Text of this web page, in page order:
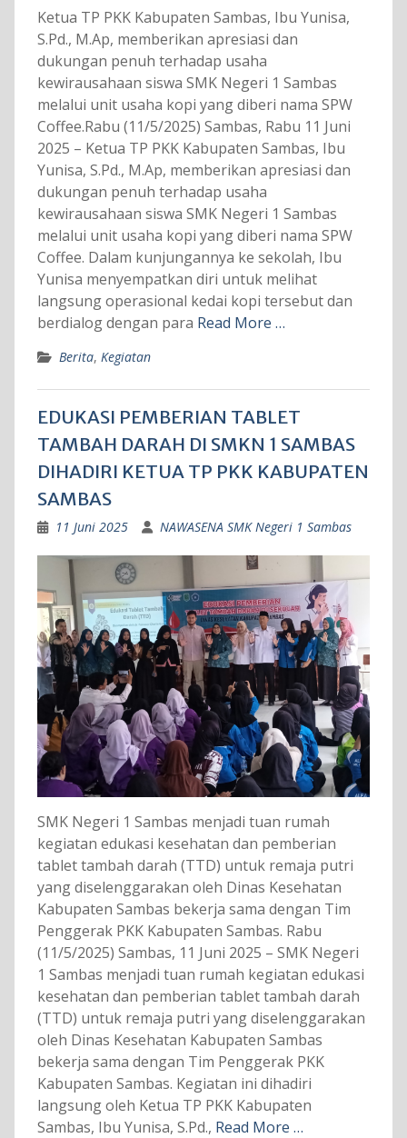
Ketua TP PKK Kabupaten Sambas, Ibu Yunisa,
S.Pd., M.Ap, memberikan apresiasi dan
dukungan penuh terhadap usaha
kewirausahaan siswa SMK Negeri 1 Sambas
melalui unit usaha kopi yang diberi nama SPW
Coffee.Rabu (11/5/2025) Sambas, Rabu 11 Juni
2025 – Ketua TP PKK Kabupaten Sambas, Ibu
Yunisa, S.Pd., M.Ap, memberikan apresiasi dan
dukungan penuh terhadap usaha
kewirausahaan siswa SMK Negeri 1 Sambas
melalui unit usaha kopi yang diberi nama SPW
Coffee. Dalam kunjungannya ke sekolah, Ibu
Yunisa menyempatkan diri untuk melihat
langsung operasional kedai kopi tersebut dan
berdialog dengan para Read More …
Berita, Kegiatan
EDUKASI PEMBERIAN TABLET
TAMBAH DARAH DI SMKN 1 SAMBAS
DIHADIRI KETUA TP PKK KABUPATEN
SAMBAS
11 Juni 2025 NAWASENA SMK Negeri 1 Sambas
SMK Negeri 1 Sambas menjadi tuan rumah
kegiatan edukasi kesehatan dan pemberian
tablet tambah darah (TTD) untuk remaja putri
yang diselenggarakan oleh Dinas Kesehatan
Kabupaten Sambas bekerja sama dengan Tim
Penggerak PKK Kabupaten Sambas. Rabu
(11/5/2025) Sambas, 11 Juni 2025 – SMK Negeri
1 Sambas menjadi tuan rumah kegiatan edukasi
kesehatan dan pemberian tablet tambah darah
(TTD) untuk remaja putri yang diselenggarakan
oleh Dinas Kesehatan Kabupaten Sambas
bekerja sama dengan Tim Penggerak PKK
Kabupaten Sambas. Kegiatan ini dihadiri
langsung oleh Ketua TP PKK Kabupaten
Sambas, Ibu Yunisa, S.Pd., Read More …